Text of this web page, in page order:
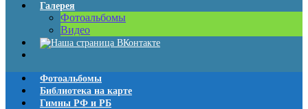
Галерея
Фотоальбомы
Видео
Фотоальбомы
Библиотека на карте
Гимны РФ и РБ